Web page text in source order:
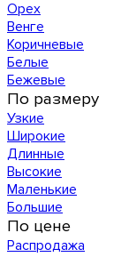
Орех
Венге
Коричневые
Белые
Бежевые
По размеру
Узкие
Широкие
Длинные
Высокие
Маленькие
Большие
По цене
Распродажа